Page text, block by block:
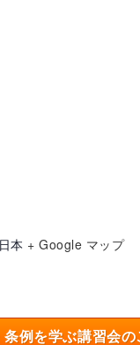
日本 + Google マップ
条例を学ぶ講習会の